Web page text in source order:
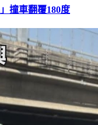
撞車翻覆180度